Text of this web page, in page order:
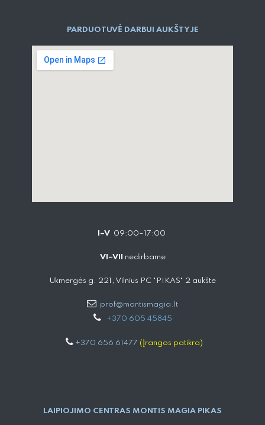
PARDUOTUVĖ DARBUI AUKŠTYJE
I–V 09:00–17:00
VI–VII nedirbame
Ukmergės g. 221, Vilnius PC "PIKAS" 2 aukšte
prof@montismagia.lt
+370 605 4584​5
+370 656 61477 (Įrangos patikra)
LAIPIOJIMO CENTRAS MONTIS MAGIA PIKAS